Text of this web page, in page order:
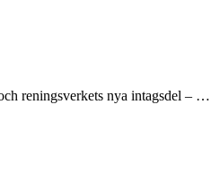
reningsverkets nya intagsdel – …